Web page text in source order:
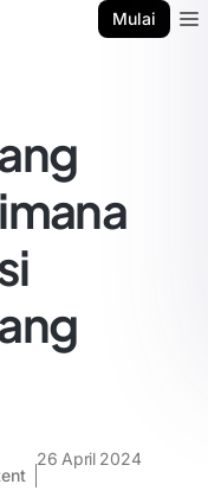
Mulai
26 April 2024